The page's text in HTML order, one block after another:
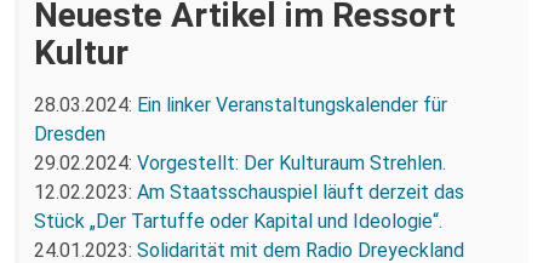
Neueste Artikel im Ressort
Kultur
28.03.2024: Ein linker Veranstaltungskalender für
Dresden
29.02.2024: Vorgestellt: Der Kulturaum Strehlen.
12.02.2023: Am Staatsschauspiel läuft derzeit das
Stück „Der Tartuffe oder Kapital und Ideologie“.
24.01.2023: Solidarität mit dem Radio Dreyeckland